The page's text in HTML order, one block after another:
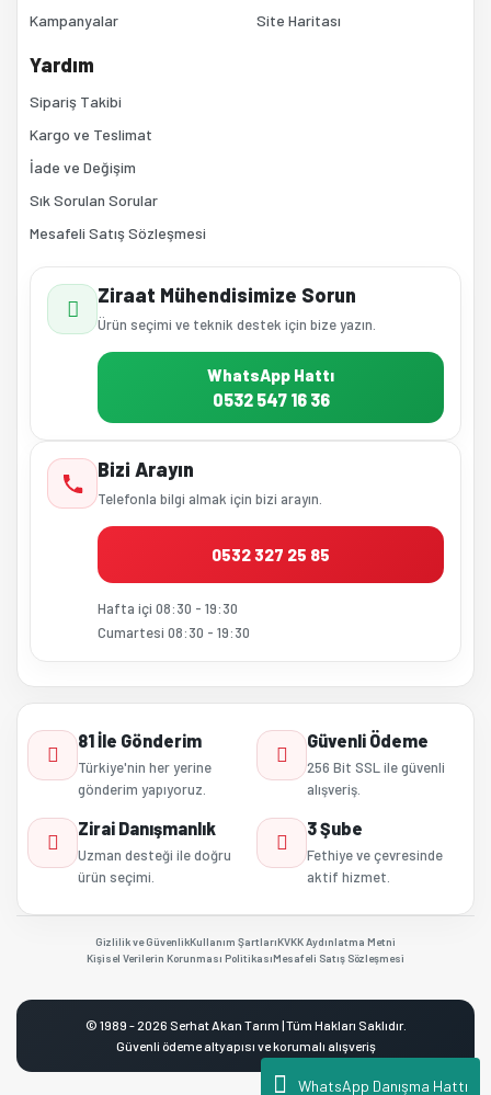
WhatsApp Danışma Hattı
Gönder
Kampanyalar
Site Haritası
Yardım
Sipariş Takibi
Kargo ve Teslimat
İade ve Değişim
Sık Sorulan Sorular
Mesafeli Satış Sözleşmesi
Ziraat Mühendisimize Sorun
Ürün seçimi ve teknik destek için bize yazın.
WhatsApp Hattı
0532 547 16 36
Bizi Arayın
Telefonla bilgi almak için bizi arayın.
0532 327 25 85
Hafta içi 08:30 - 19:30
Cumartesi 08:30 - 19:30
81 İle Gönderim
Türkiye'nin her yerine
gönderim yapıyoruz.
Güvenli Ödeme
256 Bit SSL ile güvenli
alışveriş.
Zirai Danışmanlık
Uzman desteği ile doğru
ürün seçimi.
3 Şube
Fethiye ve çevresinde
aktif hizmet.
Gizlilik ve GüvenlikKullanım ŞartlarıKVKK Aydınlatma Metni
Kişisel Verilerin Korunması PolitikasıMesafeli Satış Sözleşmesi
© 1989 - 2026 Serhat Akan Tarım | Tüm Hakları Saklıdır.
Güvenli ödeme altyapısı ve korumalı alışveriş